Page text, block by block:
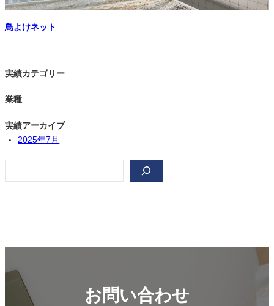
鳥よけネット
実績カテゴリー
業種
実績アーカイブ
2025年7月
索
お問い合わせ